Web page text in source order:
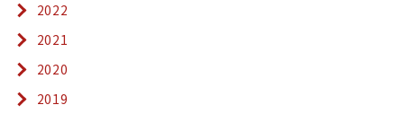
2022
2021
2020
2019